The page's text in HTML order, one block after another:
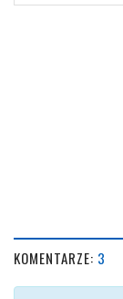
KOMENTARZE: 3